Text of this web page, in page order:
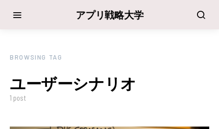
アプリ戦略大学
BROWSING TAG
ユーザーシナリオ
1 post